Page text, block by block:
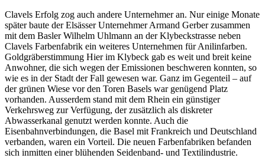
Clavels Erfolg zog auch andere Unternehmer an. Nur einige Monate
später baute der Elsässer Unternehmer Armand Gerber zusammen
mit dem Basler Wilhelm Uhlmann an der Klybeckstrasse neben
Clavels Farbenfabrik ein weiteres Unternehmen für Anilinfarben.
Goldgräberstimmung Hier im Klybeck gab es weit und breit keine
Anwohner, die sich wegen der Emissionen beschweren konnten, so
wie es in der Stadt der Fall gewesen war. Ganz im Gegenteil – auf
der grünen Wiese vor den Toren Basels war genügend Platz
vorhanden. Ausserdem stand mit dem Rhein ein günstiger
Verkehrsweg zur Verfügung, der zusätzlich als diskreter
Abwasserkanal genutzt werden konnte. Auch die
Eisenbahnverbindungen, die Basel mit Frankreich und Deutschland
verbanden, waren ein Vorteil. Die neuen Farbenfabriken befanden
sich inmitten einer blühenden Seidenband- und Textilindustrie.